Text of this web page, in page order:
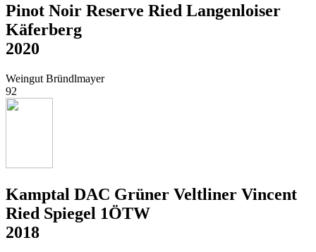
Pinot Noir Reserve Ried Langenloiser
Käferberg
2020
Weingut Bründlmayer
92
Kamptal DAC Grüner Veltliner Vincent
Ried Spiegel 1ÖTW
2018